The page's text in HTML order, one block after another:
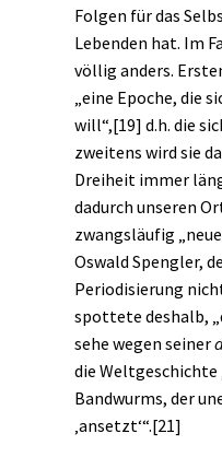
Folgen für das
Lebenden hat. Im
völlig anders.
„eine Epoche, die
will“,[19] d.h. die
zweitens wird sie
Dreiheit immer
dadurch unseren
zwangsläufig
Oswald Spengler,
Periodisierung
spottete deshalb,
sehe wegen seiner
die Weltgeschichte
Bandwurms, der
‚ansetzt‘“.[21]